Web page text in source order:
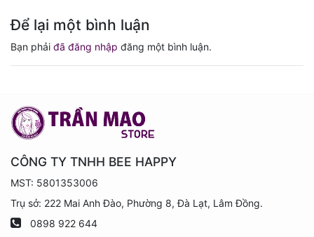
Để lại một bình luận
Bạn phải đã đăng nhập đăng một bình luận.
CÔNG TY TNHH BEE HAPPY
MST: 5801353006
Trụ sở: 222 Mai Anh Đào, Phường 8, Đà Lạt, Lâm Đồng.
0898 922 644